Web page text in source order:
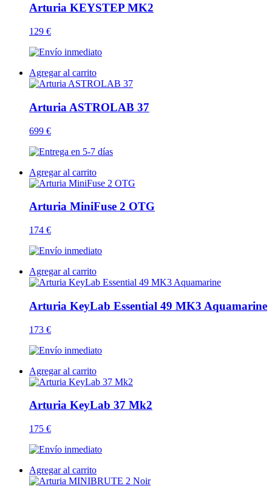
Arturia KEYSTEP MK2
129 €
Agregar al carrito
Arturia ASTROLAB 37
699 €
Agregar al carrito
Arturia MiniFuse 2 OTG
174 €
Agregar al carrito
Arturia KeyLab Essential 49 MK3 Aquamarine
173 €
Agregar al carrito
Arturia KeyLab 37 Mk2
175 €
Agregar al carrito